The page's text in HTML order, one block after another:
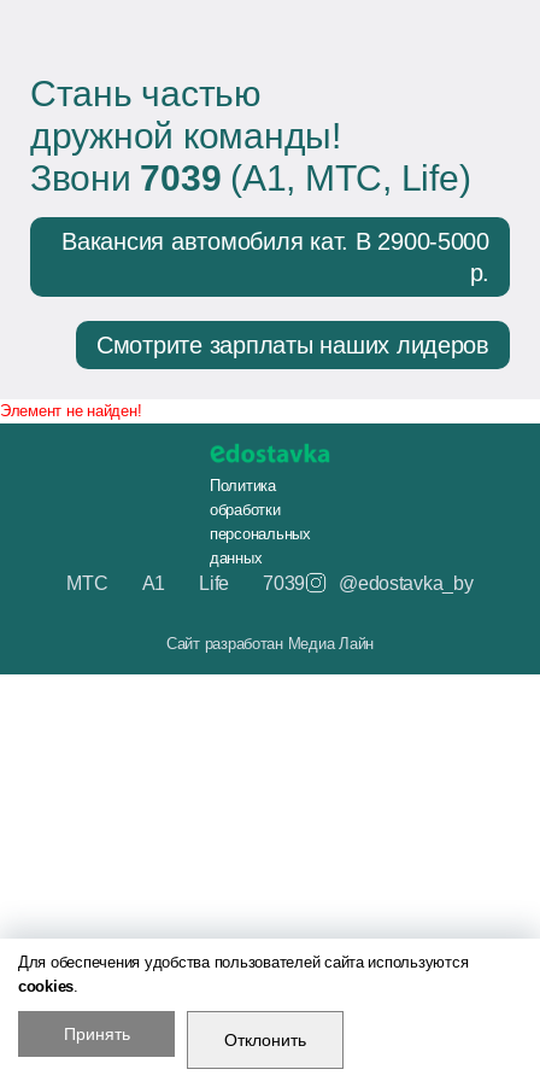
Для обеспечения удобства пользователей сайта используются
cookies.
Принять Отклонить
Стань частью
дружной команды!
Звони 7039 (А1, МТС, Life)
Вакансия автомобиля кат. В 2900-5000
р.
Смотрите зарплаты наших лидеров
Элемент не найден!
Политика
обработки
персональных
данных
МТС A1 Life 7039 @edostavka_by
Сайт разработан Медиа Лайн